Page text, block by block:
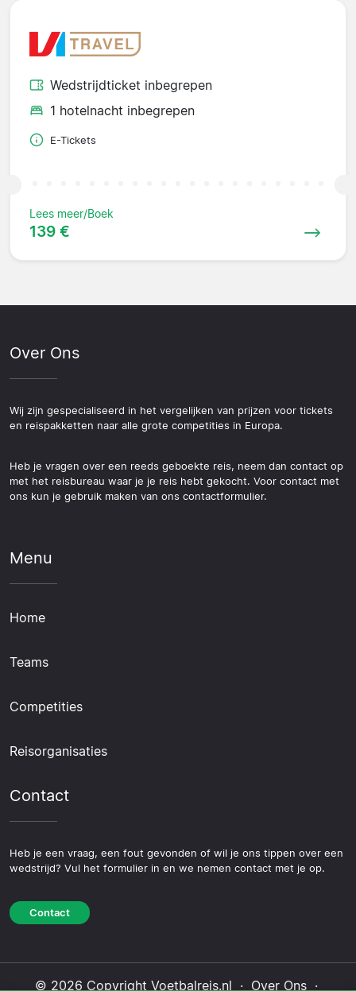
Wedstrijdticket inbegrepen
1 hotelnacht inbegrepen
E-Tickets
Lees meer/Boek
139 €
Over Ons
Wij zijn gespecialiseerd in het vergelijken van prijzen voor tickets
en reispakketten naar alle grote competities in Europa.
Heb je vragen over een reeds geboekte reis, neem dan contact op
met het reisbureau waar je je reis hebt gekocht. Voor contact met
ons kun je gebruik maken van ons contactformulier.
Menu
Home
Teams
Competities
Reisorganisaties
Contact
Heb je een vraag, een fout gevonden of wil je ons tippen over een
wedstrijd? Vul het formulier in en we nemen contact met je op.
Contact
© 2026 Copyright Voetbalreis.nl · Over Ons·